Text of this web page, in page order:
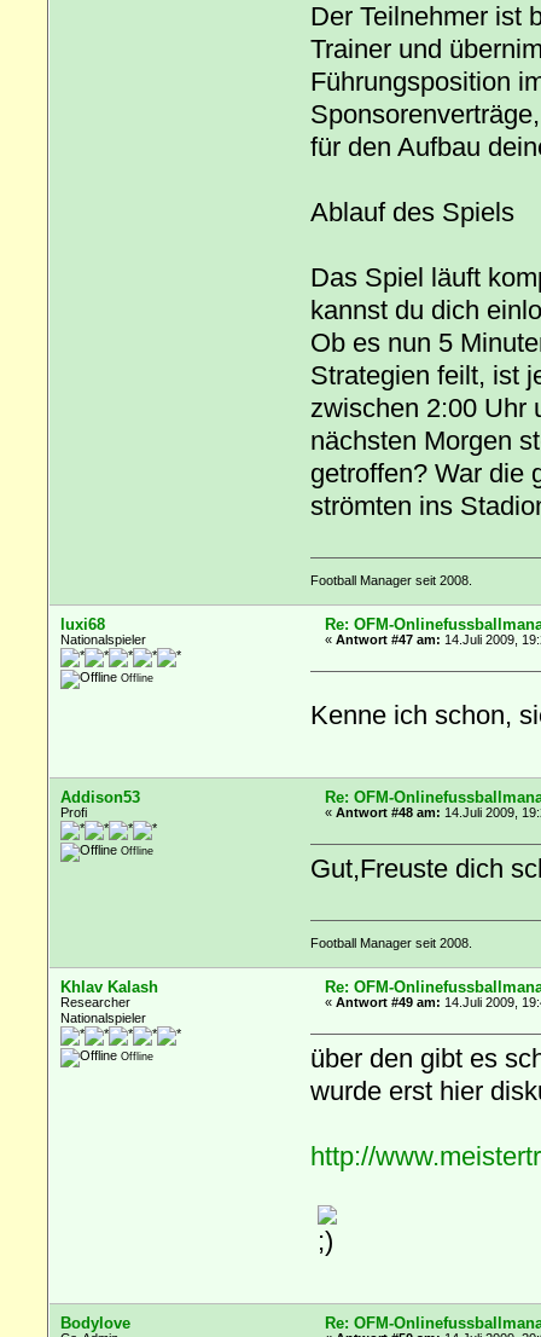
Der Teilnehmer ist
Trainer und
Führungsposition
für den Aufbau
Ablauf des Spiels
Das Spiel läuft
kannst du dich
Ob es nun 5
Strategien feilt, ist
zwischen 2:00 Uhr
nächsten Morgen
getroffen? War die
strömten ins
Football Manager seit 2008.
luxi68
Nationalspieler
Offline
Re: OFM-
«Antwort #47 am: 14.Juli 2009,
Kenne ich schon,
Addison53
Profi
Offline
Re: OFM-
«Antwort #48 am: 14.Juli 2009,
Gut,Freuste dich
Football Manager seit 2008.
Khlav Kalash
Researcher
Nationalspieler
Offline
Re: OFM-
«Antwort #49 am: 14.Juli 2009,
über den gibt es
wurde erst hier
http://
Bodylove Re: OFM-